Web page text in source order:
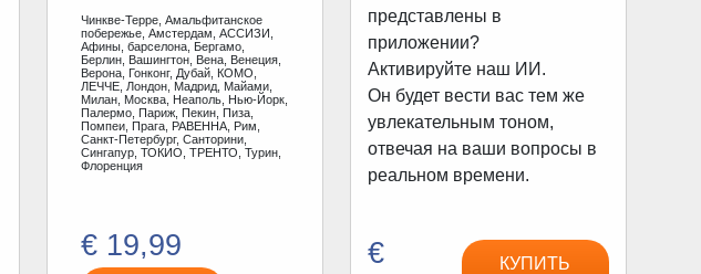
Чинкве-Терре, Амальфитанское
побережье, Амстердам, АССИЗИ,
Афины, барселона, Бергамо,
Берлин, Вашингтон, Вена, Венеция,
Верона, Гонконг, Дубай, КОМО,
ЛЕЧЧЕ, Лондон, Мадрид, Майами,
Милан, Москва, Неаполь, Нью-Йорк,
Палермо, Париж, Пекин, Пиза,
Помпеи, Прага, РАВЕННА, Рим,
Санкт-Петербург, Санторини,
Сингапур, ТОКИО, ТРЕНТО, Турин,
Флоренция
€ 19,99
представлены в
приложении?
Активируйте наш ИИ.
Он будет вести вас тем же
увлекательным тоном,
отвечая на ваши вопросы в
реальном времени.
€
КУПИТЬ